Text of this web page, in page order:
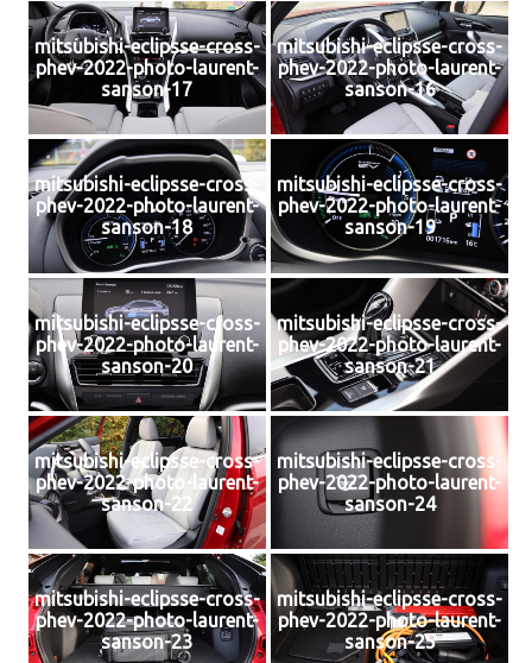
mitsubishi-eclipsse-cross-
phev-2022-photo-laurent-
sanson-17
mitsubishi-eclipsse-cross-
phev-2022-photo-laurent-
sanson-16
mitsubishi-eclipsse-cross-
phev-2022-photo-laurent-
sanson-18
mitsubishi-eclipsse-cross-
phev-2022-photo-laurent-
sanson-19
mitsubishi-eclipsse-cross-
phev-2022-photo-laurent-
sanson-20
mitsubishi-eclipsse-cross-
phev-2022-photo-laurent-
sanson-21
mitsubishi-eclipsse-cross-
phev-2022-photo-laurent-
sanson-22
mitsubishi-eclipsse-cross-
phev-2022-photo-laurent-
sanson-24
mitsubishi-eclipsse-cross-
phev-2022-photo-laurent-
sanson-23
mitsubishi-eclipsse-cross-
phev-2022-photo-laurent-
sanson-25